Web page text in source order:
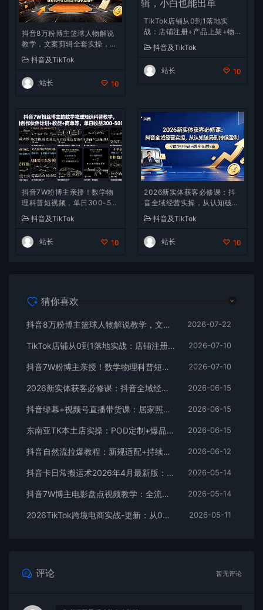
抖音8万粉博主篮球人物解说
教学，文案剪辑全套实操，玩
转伙伴计划精选单日收益破千
抖音及TikTok
站长 10
TikTok店铺从0到1落地实
战：店铺注册+产品上架+物
流回款+内容剪辑，小白也能
出单
抖音及TikTok
站长 10
抖音7W粉博主亲授！数学物
理科普短视频，单日300-50
现
抖音及TikTok
站长 10
2026新实体获客必修课：抖
音全域经营实操，从认知破局
抖音及TikTok
站长 10
猜你喜欢
抖音8万粉博主篮球人物解说教学，文案剪辑全套实操，玩转伙伴计划精选单日收益破千 2026-07-22
TikTok店铺从0到1落地实战：店铺注册+产品上架+物流回款+内容剪辑，小白也能出单 2026-07-10
抖音7W粉博主亲授！数学物理科普短视频，单日300-500，伙伴计划+收徒+商单全变现 2026-07-10
2026新实体获客必修课：抖音全域经营实操，从认知破局到持续盈利 2026-06-15
抖音绿幕+视频号直播带货课：居家照着稿子念起号，手机电脑双场景搭建全流程 2026-06-15
东南亚TK本土店实操：POD定制+爆品截流+暴力冷启动，0粉也能开橱窗带货 2026-06-15
抖音自然流拉爆教程：新规适配+持续更新，话术+投放+起号一站式实战教学（更新26年5月11） 2026-06-12
抖音卡日常搬运术2026年4月最新版：影视账号爆款涨粉玩法，外面售价5000元核心 2026-05-14
抖音7W博主电影盘点视频教学：全流程剪辑制作+收益开通+商单收徒，零基础快速变现 2026-05-14
2026TikTok跨境电商实战-更新：从0到1跑通注册选品上架，出单发货回款全流程手把手教学 2026-05-11
评论 暂无评论